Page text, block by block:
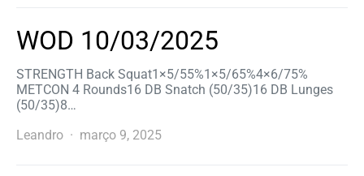
WOD 10/03/2025
STRENGTH Back Squat1×5/55%1×5/65%4×6/75%
METCON 4 Rounds16 DB Snatch (50/35)16 DB Lunges
(50/35)8…
Leandro
março 9, 2025